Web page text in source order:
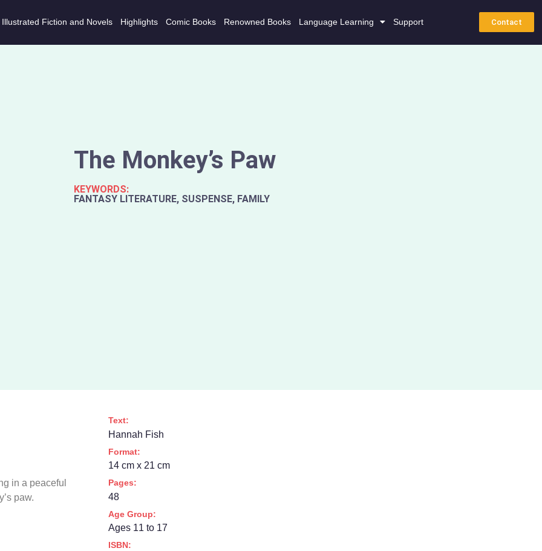
Illustrated Fiction and Novels Highlights Comic Books Renowned Books Language Learning Support Contact
The Monkey’s Paw
KEYWORDS:
FANTASY LITERATURE, SUSPENSE, FAMILY
in a peaceful
paw.
Text:
Hannah Fish
Format:
14 cm x 21 cm
Pages:
48
Age Group:
Ages 11 to 17
ISBN: